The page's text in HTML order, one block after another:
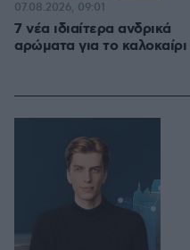
7 νέα ιδιαίτερα ανδρικά
αρώματα για το καλοκαίρι
07.08.2026, 09:01